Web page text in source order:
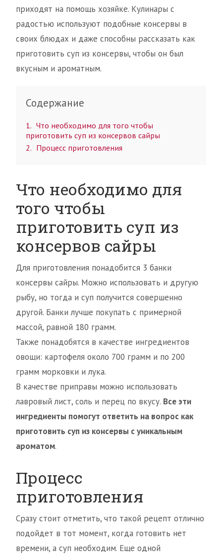
приходят на помощь хозяйке. Кулинары с
радостью используют подобные консервы в
своих блюдах и даже способны рассказать как
приготовить суп из консервы, чтобы он был
вкусным и ароматным.
Содержание
1
Что необходимо для того чтобы
приготовить суп из консервов сайры
2
Процесс приготовления
Что необходимо для
того чтобы
приготовить суп из
консервов сайры
Для приготовления понадобится 3 банки
консервы сайры. Можно использовать и другую
рыбу, но тогда и суп получится совершенно
другой. Банки лучше покупать с примерной
массой, равной 180 грамм.
Также понадобятся в качестве ингредиентов
овощи: картофеля около 700 грамм и по 200
грамм морковки и лука.
В качестве приправы можно использовать
лавровый лист, соль и перец по вкусу. Все эти
ингредиенты помогут ответить на вопрос как
приготовить суп из консервы с уникальным
ароматом.
Процесс
приготовления
Сразу стоит отметить, что такой рецепт отлично
подойдет в тот момент, когда готовить нет
времени, а суп необходим. Еще одной